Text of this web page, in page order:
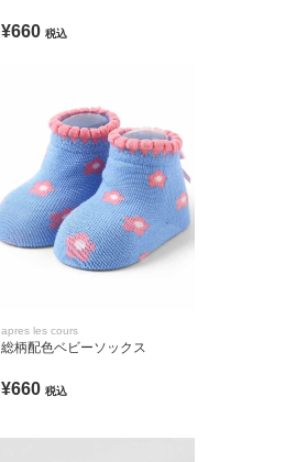
¥660 税込
apres les cours
総柄配色ベビーソックス
¥660 税込